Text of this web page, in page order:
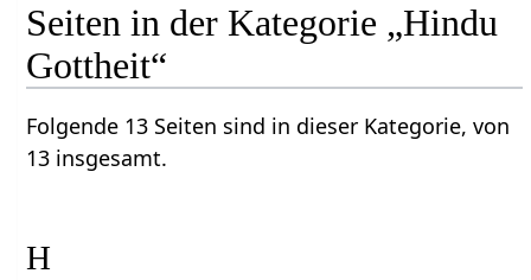
Seiten in der Kategorie „Hindu
Gottheit“
Folgende 13 Seiten sind in dieser Kategorie, von
13 insgesamt.
H